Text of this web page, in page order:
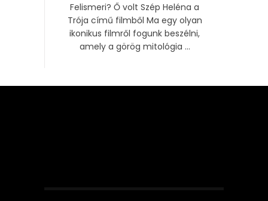
Felismeri? Ő volt Szép Heléna a
Trója című filmből Ma egy olyan
ikonikus filmről fogunk beszélni,
amely a görög mitológia ...